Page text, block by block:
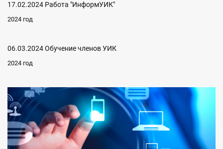
17.02.2024 Работа "ИнформУИК"
2024 год
06.03.2024 Обучение членов УИК
2024 год